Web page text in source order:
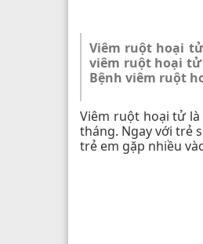
Viêm ruột hoại
viêm ruột hoại
Bệnh viêm ruột
Viêm ruột hoại tử
tháng. Ngay với trẻ
trẻ em gặp nhiều